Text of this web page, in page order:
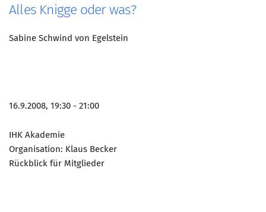
Alles Knigge oder was?
Sabine Schwind von Egelstein
16.9.2008, 19:30 - 21:00
IHK Akademie
Organisation: Klaus Becker
Rückblick für Mitglieder